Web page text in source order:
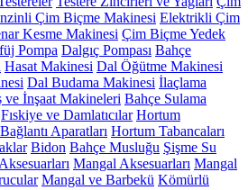
Çim Biçme Makinesi Elektrikli Çim
Kesme Makinesi Çim Biçme Yedek
Pompa Dalgıç Pompası Bahçe
Hasat Makinesi Dal Öğütme Makinesi
Dal Budama Makinesi İlaçlama
ve İnşaat Makineleri Bahçe Sulama
Fıskiye ve Damlatıcılar Hortum
Aparatları Hortum Tabancaları
Bidon Bahçe Musluğu Şişme Su
Mangal Aksesuarları Mangal
Mangal ve Barbekü Kömürlü